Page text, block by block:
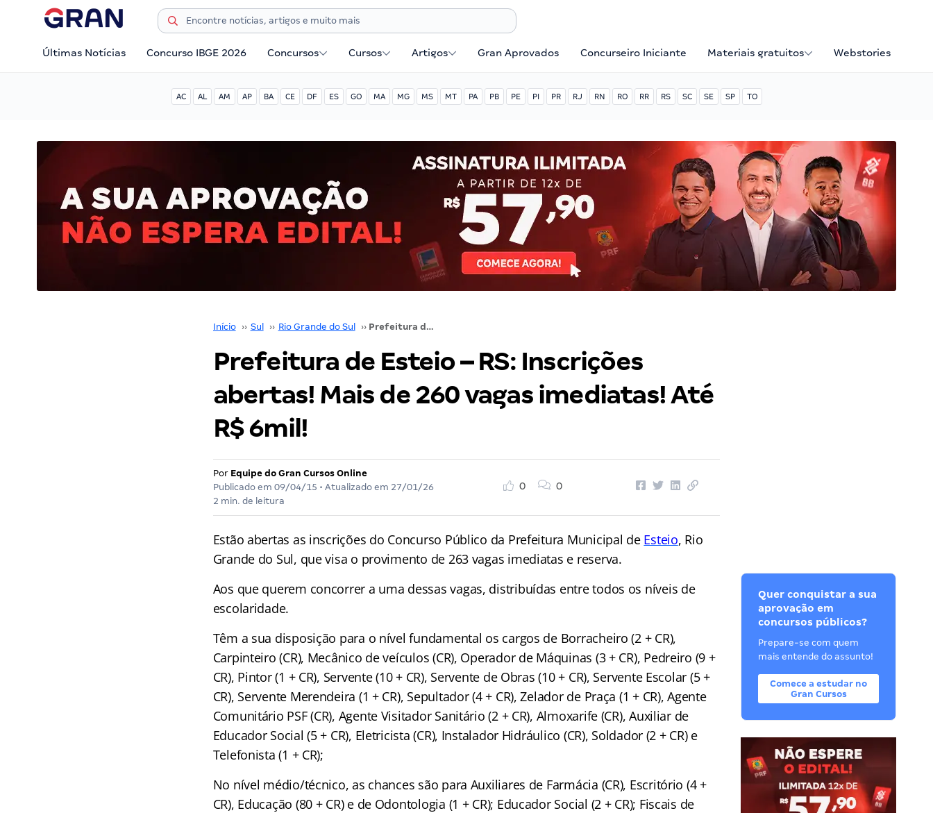
Últimas Notícias Concurso IBGE 2026 Concursos Cursos Artigos Gran Aprovados Concurseiro Iniciante Materiais gratuitos Webstories
AC AL AM AP BA CE DF ES GO MA MG MS MT PA PB PE PI PR RJ RN RO RR RS SC SE SP TO
Início ›› Sul ›› Rio Grande do Sul ›› Prefeitura de Esteio – RS: Inscrições abertas! Mais de 260 vagas imediatas! Até R$ 6mil!
Prefeitura de Esteio – RS: Inscrições
abertas! Mais de 260 vagas imediatas! Até
R$ 6mil!
Por Equipe do Gran Cursos Online
Publicado em 09/04/15 • Atualizado em 27/01/26
2 min. de leitura
0 0
Estão abertas as inscrições do Concurso Público da Prefeitura Municipal de Esteio, Rio
Grande do Sul, que visa o provimento de 263 vagas imediatas e reserva.
Aos que querem concorrer a uma dessas vagas, distribuídas entre todos os níveis de
escolaridade.
Têm a sua disposição para o nível fundamental os cargos de Borracheiro (2 + CR),
Carpinteiro (CR), Mecânico de veículos (CR), Operador de Máquinas (3 + CR), Pedreiro (9 +
CR), Pintor (1 + CR), Servente (10 + CR), Servente de Obras (10 + CR), Servente Escolar (5 +
CR), Servente Merendeira (1 + CR), Sepultador (4 + CR), Zelador de Praça (1 + CR), Agente
Comunitário PSF (CR), Agente Visitador Sanitário (2 + CR), Almoxarife (CR), Auxiliar de
Educador Social (5 + CR), Eletricista (CR), Instalador Hidráulico (CR), Soldador (2 + CR) e
Telefonista (1 + CR);
No nível médio/técnico, as chances são para Auxiliares de Farmácia (CR), Escritório (4 +
CR), Educação (80 + CR) e de Odontologia (1 + CR); Educador Social (2 + CR); Fiscais de
Quer conquistar a sua
aprovação em
concursos públicos?
Prepare-se com quem
mais entende do assunto!
Comece a estudar no
Gran Cursos